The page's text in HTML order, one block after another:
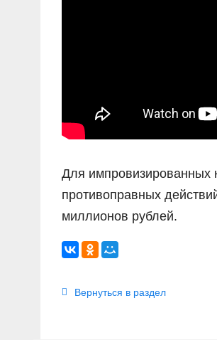
Для импровизированных
противоправных
миллионов рублей.
Вернуться в раздел